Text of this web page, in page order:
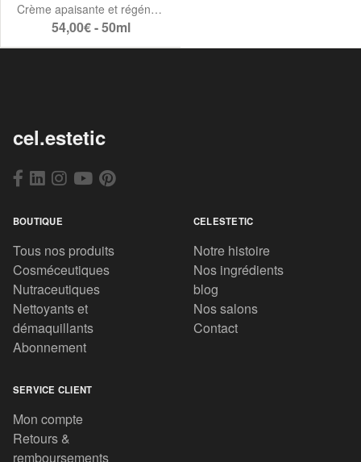
Crème apaisante et régénérante
54,00€ - 50ml
cel.estetic
BOUTIQUE
Tous nos produits
Cosméceutiques
Nutraceutiques
Nettoyants et
démaquillants
Abonnement
CELESTETIC
Notre histoire
Nos ingrédients
blog
Nos salons
Contact
SERVICE CLIENT
Mon compte
Retours &
remboursements